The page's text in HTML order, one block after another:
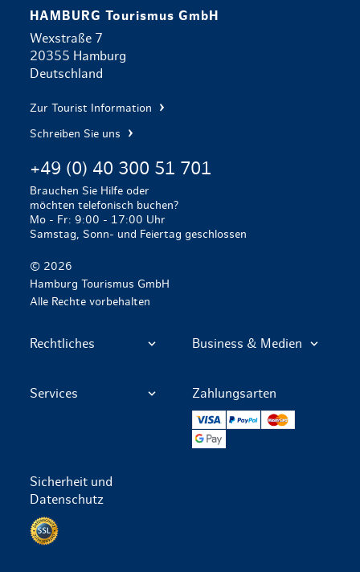
HAMBURG Tourismus GmbH
Wexstraße 7
20355 Hamburg
Deutschland
Zur Tourist Information
Schreiben Sie uns
+49 (0) 40 300 51 701
Brauchen Sie Hilfe oder
möchten telefonisch buchen?
Mo - Fr: 9:00 - 17:00 Uhr
Samstag, Sonn- und Feiertag geschlossen
© 2026
Hamburg Tourismus GmbH
Alle Rechte vorbehalten
Rechtliches Business & Medien
Services Zahlungsarten
PayPal
Sicherheit und
Datenschutz